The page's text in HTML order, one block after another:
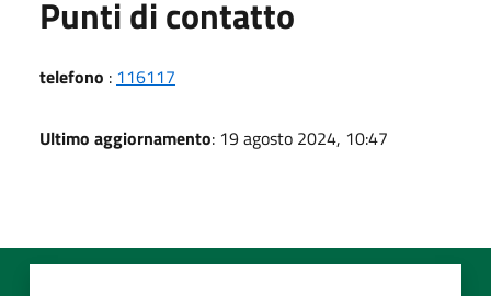
Punti di contatto
telefono : 116117
Ultimo aggiornamento: 19 agosto 2024, 10:47